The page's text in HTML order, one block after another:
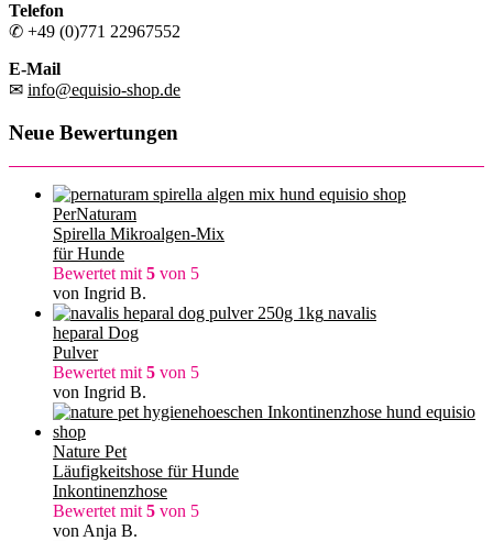
Telefon
✆ +49 (0)771 22967552
E-Mail
✉ info@equisio-shop.de
Neue Bewertungen
PerNaturam
Spirella Mikroalgen-Mix
für Hunde
Bewertet mit 5 von 5
von Ingrid B.
navalis
heparal Dog
Pulver
Bewertet mit 5 von 5
von Ingrid B.
Nature Pet
Läufigkeitshose für Hunde
Inkontinenzhose
Bewertet mit 5 von 5
von Anja B.